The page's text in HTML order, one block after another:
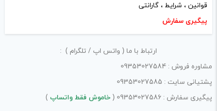
ایمیل*
ذخیره نام، ایمیل و وبسایت من در مرورگر برای زمانی که دوباره
دیدگاهی می‌نویسم.
قوانین ، شرایط ، گارانتی
پیگیری سفارش
ارتباط با ما ( واتس اپ / تلگرام ) :
مشاوره فروش : 09353027584
پشتیانی سایت : 09353027585
پیگیری سفارش : 09353027586 (
خاموش فقط واتساپ )